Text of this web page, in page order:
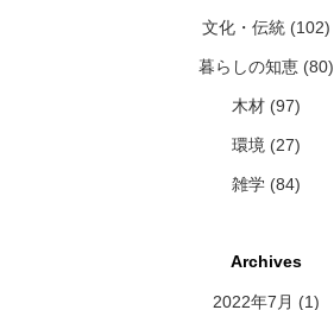
文化・伝統 (102)
暮らしの知恵 (80)
木材 (97)
環境 (27)
雑学 (84)
Archives
2022年7月 (1)